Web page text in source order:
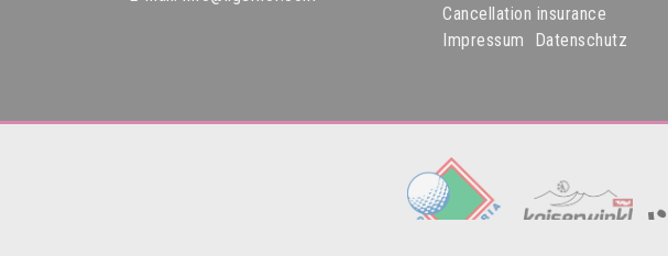
Cancellation insurance
Impressum
Datenschutz